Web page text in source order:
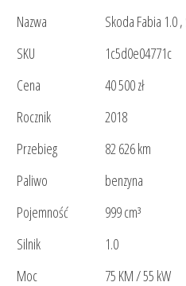
Nazwa
Skoda Fabia 1.0
SKU
1c5d0e04771c
Cena
40 500 zł
Rocznik
2018
Przebieg
82 626 km
Paliwo
benzyna
Pojemność
999 cm³
Silnik
1.0
Moc
75 KM / 55 kW